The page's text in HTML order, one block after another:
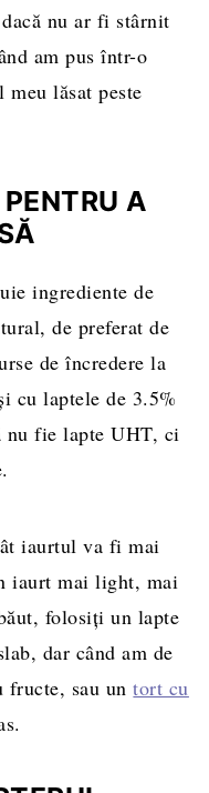
nu ar fi stârnit
am pus într-o
lăsat peste
A
ingrediente de
de preferat de
de încredere la
cu laptele de 3.5%
nu fie lapte UHT, ci
iaurtul va fi mai
iaurt mai light, mai
folosiți un lapte
dar când am de
fructe, sau untort cu